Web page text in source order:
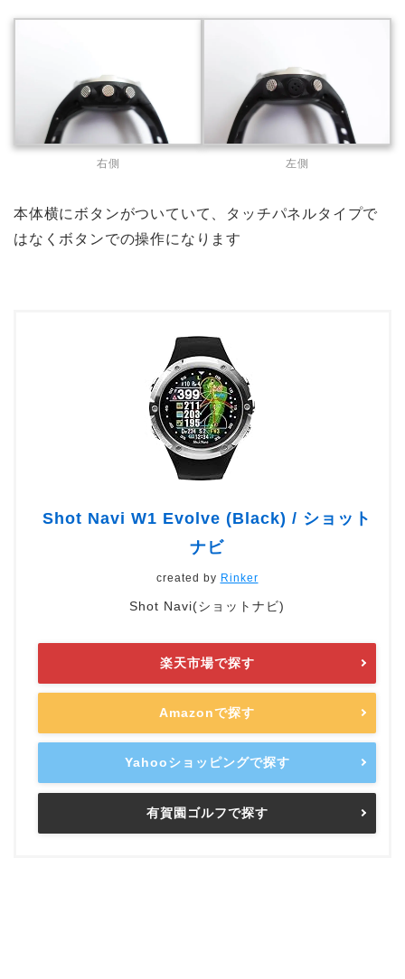
右側 左側
本体横にボタンがついていて、タッチパネルタイプで
はなくボタンでの操作になります
Shot Navi W1 Evolve (Black) / ショット
ナビ
created by Rinker
Shot Navi(ショットナビ)
Amazonで探す
楽天市場で探す
Yahooショッピングで探す
有賀園ゴルフで探す